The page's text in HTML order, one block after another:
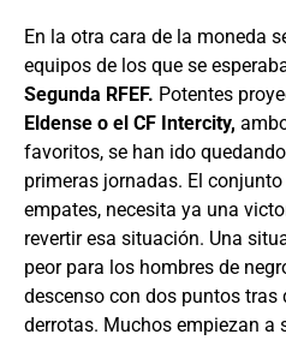
En la otra cara de la moneda
equipos de los que se
Segunda RFEF. Potentes
Eldense o el CF Intercity,
favoritos, se han ido
primeras jornadas. El
empates, necesita ya una
revertir esa situación. Una
peor para los hombres de
descenso con dos puntos tras
derrotas. Muchos empiezan a